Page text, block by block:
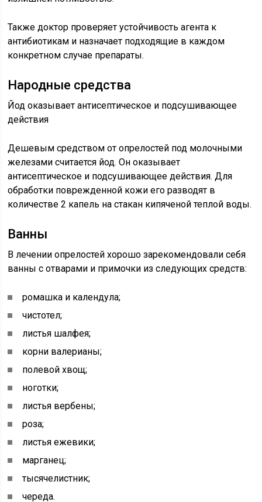
Также доктор проверяет устойчивость агента к
антибиотикам и назначает подходящие в каждом
конкретном случае препараты.
Народные средства
Йод оказывает антисептическое и подсушивающее
действия
Дешевым средством от опрелостей под молочными
железами считается йод. Он оказывает
антисептическое и подсушивающее действия. Для
обработки поврежденной кожи его разводят в
количестве 2 капель на стакан кипяченой теплой воды.
Ванны
В лечении опрелостей хорошо зарекомендовали себя
ванны с отварами и примочки из следующих средств:
ромашка и календула;
чистотел;
листья шалфея;
корни валерианы;
полевой хвощ;
ноготки;
листья вербены;
роза;
листья ежевики;
марганец;
тысячелистник;
череда.